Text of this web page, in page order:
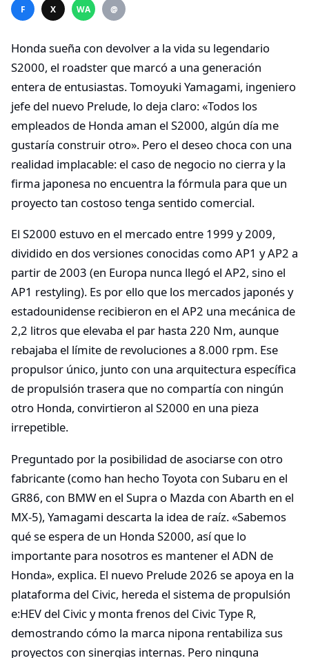
F X WA @
Honda sueña con devolver a la vida su legendario
S2000, el roadster que marcó a una generación
entera de entusiastas. Tomoyuki Yamagami, ingeniero
jefe del nuevo Prelude, lo deja claro: «Todos los
empleados de Honda aman el S2000, algún día me
gustaría construir otro». Pero el deseo choca con una
realidad implacable: el caso de negocio no cierra y la
firma japonesa no encuentra la fórmula para que un
proyecto tan costoso tenga sentido comercial.​
El S2000 estuvo en el mercado entre 1999 y 2009,
dividido en dos versiones conocidas como AP1 y AP2 a
partir de 2003 (en Europa nunca llegó el AP2, sino el
AP1 restyling). Es por ello que los mercados japonés y
estadounidense recibieron en el AP2 una mecánica de
2,2 litros que elevaba el par hasta 220 Nm, aunque
rebajaba el límite de revoluciones a 8.000 rpm. Ese
propulsor único, junto con una arquitectura específica
de propulsión trasera que no compartía con ningún
otro Honda, convirtieron al S2000 en una pieza
irrepetible.​
Preguntado por la posibilidad de asociarse con otro
fabricante (como han hecho Toyota con Subaru en el
GR86, con BMW en el Supra o Mazda con Abarth en el
MX-5), Yamagami descarta la idea de raíz. «Sabemos
qué se espera de un Honda S2000, así que lo
importante para nosotros es mantener el ADN de
Honda», explica. El nuevo Prelude 2026 se apoya en la
plataforma del Civic, hereda el sistema de propulsión
e:HEV del Civic y monta frenos del Civic Type R,
demostrando cómo la marca nipona rentabiliza sus
proyectos con sinergias internas. Pero ninguna